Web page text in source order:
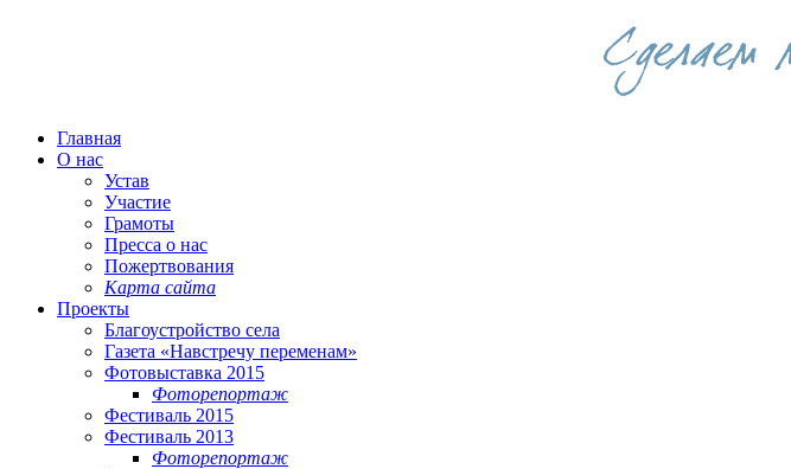
Главная
О нас
Устав
Участие
Грамоты
Пресса о нас
Пожертвования
Карта сайта
Проекты
Благоустройство села
Газета «Навстречу переменам»
Фотовыставка 2015
Фоторепортаж
Фестиваль 2015
Фестиваль 2013
Фоторепортаж